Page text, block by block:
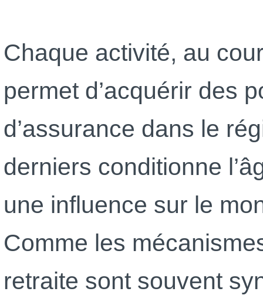
Chaque activité, au
permet d’acquérir des
d’assurance dans le
derniers conditionne
une influence sur le
Comme les
retraite sont souvent